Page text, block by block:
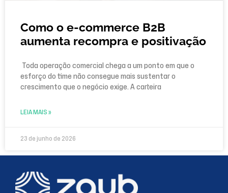
Como o e-commerce B2B
aumenta recompra e positivação
Toda operação comercial chega a um ponto em que o
esforço do time não consegue mais sustentar o
crescimento que o negócio exige. A carteira
LEIA MAIS »
23 de junho de 2026